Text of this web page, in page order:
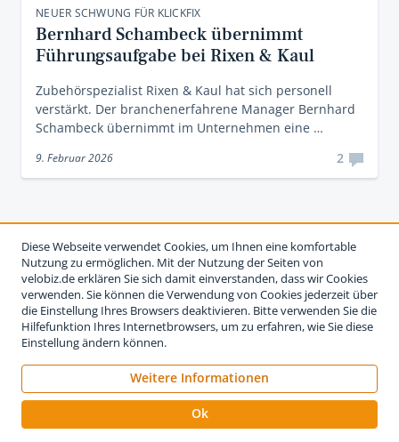
NEUER SCHWUNG FÜR KLICKFIX
Bernhard Schambeck übernimmt
Führungsaufgabe bei Rixen & Kaul
Zubehörspezialist Rixen & Kaul hat sich personell
verstärkt. Der branchenerfahrene Manager Bernhard
Schambeck übernimmt im Unternehmen eine …
9. Februar 2026 2
Diese Webseite verwendet Cookies, um Ihnen eine komfortable
Nutzung zu ermöglichen. Mit der Nutzung der Seiten von
velobiz.de erklären Sie sich damit einverstanden, dass wir Cookies
verwenden. Sie können die Verwendung von Cookies jederzeit über
die Einstellung Ihres Browsers deaktivieren. Bitte verwenden Sie die
Hilfefunktion Ihres Internetbrowsers, um zu erfahren, wie Sie diese
Einstellung ändern können.
Weitere Informationen
Ok
Impressum Nutzungsbedingungen
Datenschutzerklärung
Werben auf velobiz.de